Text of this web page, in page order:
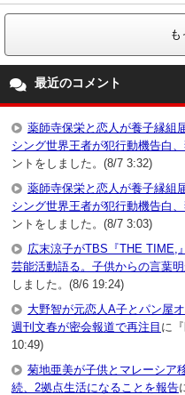
も
最近のコメント
薬師寺保栄と恋人が養子縁組
シング世界王者が犯行動機告白
ントをしました。(8/7 3:32)
薬師寺保栄と恋人が養子縁組
シング世界王者が犯行動機告白
ントをしました。(8/7 3:03)
広末涼子がTBS『THE TIME,
芸能活動語る。子供からの言葉
しました。(8/6 19:24)
大野智が元恋人A子とパン屋
週刊文春が密会報道で再注目 に
10:49)
菊地亜美が子供とマレーシア
続、2拠点生活になることを報告